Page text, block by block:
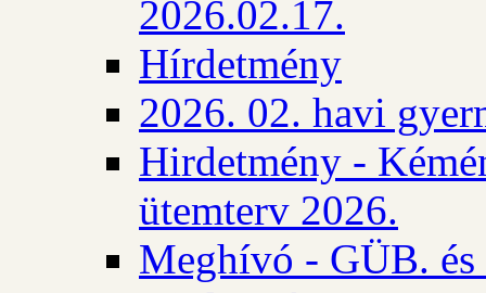
2026.02.17.
Hírdetmény
2026. 02. havi
Hirdetmény -
ütemterv 2026.
Meghívó - GÜB.